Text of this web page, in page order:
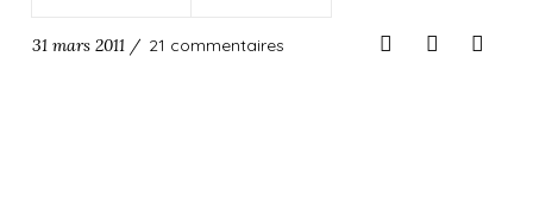
31 mars 2011 / 21 commentaires